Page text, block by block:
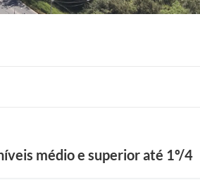
médio e superior até 1º/4